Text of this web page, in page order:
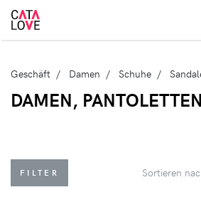
Geschäft Damen Schuhe
DAMEN, PANTOLETTEN
FILTER Sortieren